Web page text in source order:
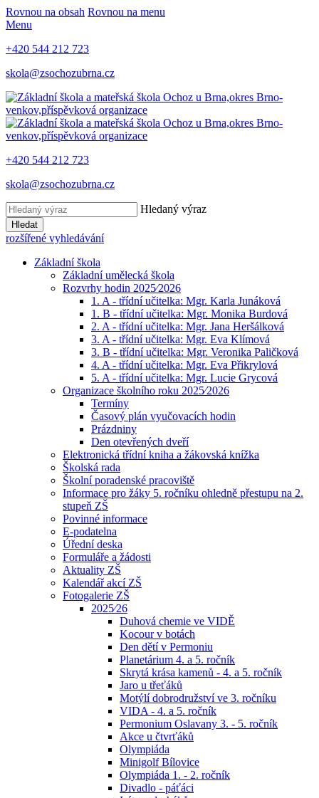
Rovnou na obsah Rovnou na menu
Menu
+420 544 212 723
skola@zsochozubrna.cz
+420 544 212 723
skola@zsochozubrna.cz
Hledaný výraz
Hledat
rozšířené vyhledávání
Základní škola
Základní umělecká škola
Rozvrhy hodin 2025⁄2026
1. A - třídní učitelka: Mgr. Karla Junáková
1. B - třídní učitelka: Mgr. Monika Burdová
2. A - třídní učitelka: Mgr. Jana Heršálková
3. A - třídní učitelka: Mgr. Eva Klímová
3. B - třídní učitelka: Mgr. Veronika Paličková
4. A - třídní učitelka: Mgr. Eva Přikrylová
5. A - třídní učitelka: Mgr. Lucie Grycová
Organizace školního roku 2025⁄2026
Termíny
Časový plán vyučovacích hodin
Prázdniny
Den otevřených dveří
Elektronická třídní kniha a žákovská knížka
Školská rada
Školní poradenské pracoviště
Informace pro žáky 5. ročníku ohledně přestupu na 2.
stupeň ZŠ
Povinné informace
E-podatelna
Úřední deska
Formuláře a žádosti
Aktuality ZŠ
Kalendář akcí ZŠ
Fotogalerie ZŠ
2025⁄26
Duhová chemie ve VIDĚ
Kocour v botách
Den dětí v Permoniu
Planetárium 4. a 5. ročník
Skrytá krása kamenů - 4. a 5. ročník
Jaro u třeťáků
Motýlí dobrodružství ve 3. ročníku
VIDA - 4. a 5. ročník
Permonium Oslavany 3. - 5. ročník
Akce u čtvrťáků
Olympiáda
Minigolf Bílovice
Olympiáda 1. - 2. ročník
Divadlo - páťáci